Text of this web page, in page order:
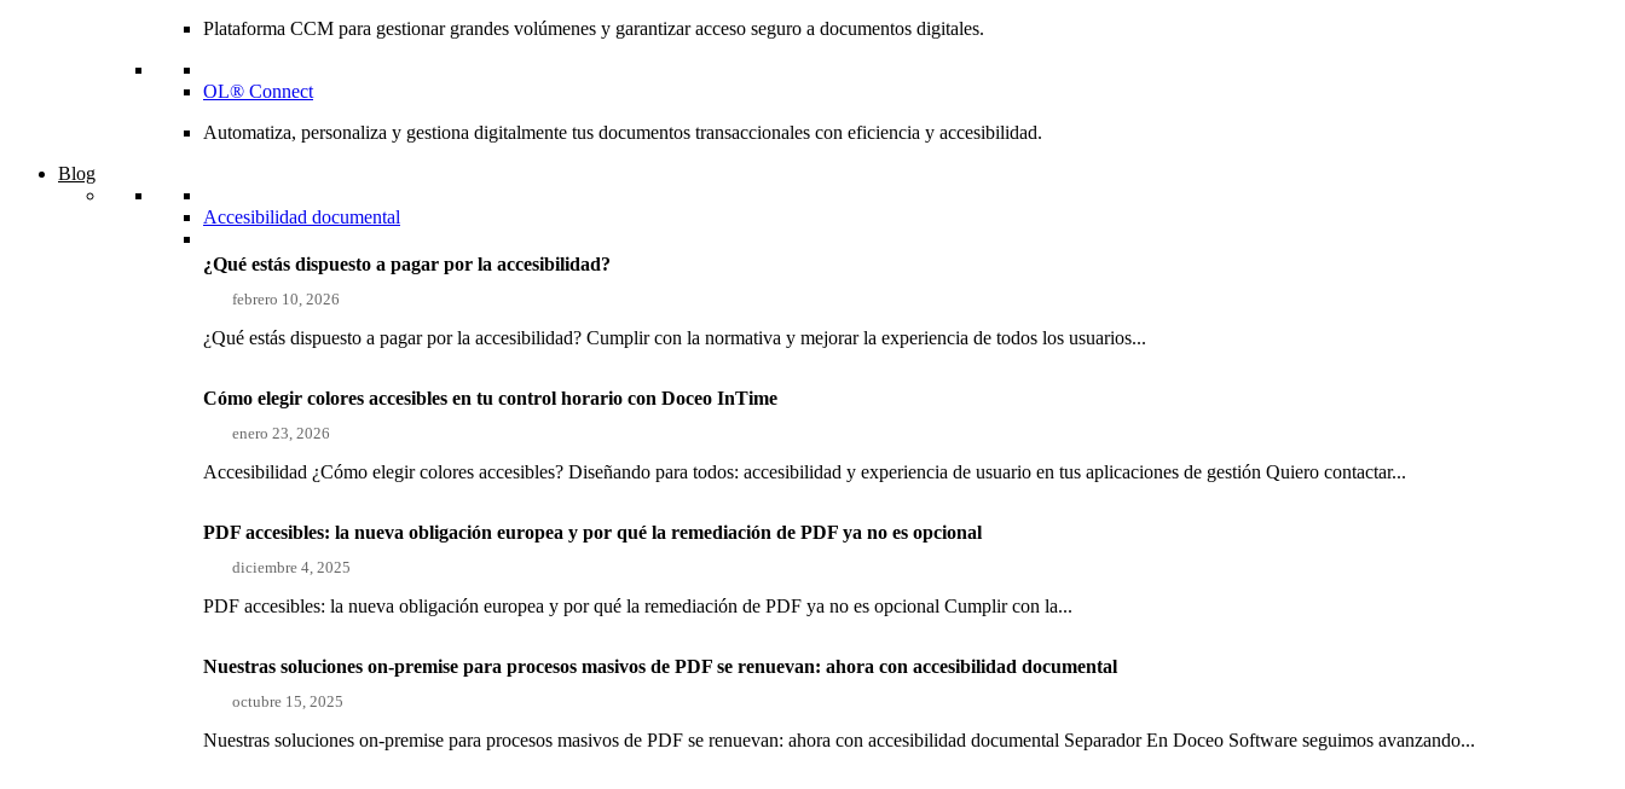
Plataforma CCM para gestionar grandes volúmenes y garantizar acceso seguro a documentos digitales.
OL® Connect
Automatiza, personaliza y gestiona digitalmente tus documentos transaccionales con eficiencia y accesibilidad.
Blog
Accesibilidad documental
¿Qué estás dispuesto a pagar por la accesibilidad?
febrero 10, 2026
¿Qué estás dispuesto a pagar por la accesibilidad? Cumplir con la normativa y mejorar la experiencia de todos los usuarios...
Cómo elegir colores accesibles en tu control horario con Doceo InTime
enero 23, 2026
Accesibilidad ¿Cómo elegir colores accesibles? Diseñando para todos: accesibilidad y experiencia de usuario en tus aplicaciones de gestión Quiero contactar...
PDF accesibles: la nueva obligación europea y por qué la remediación de PDF ya no es opcional
diciembre 4, 2025
PDF accesibles: la nueva obligación europea y por qué la remediación de PDF ya no es opcional Cumplir con la...
Nuestras soluciones on-premise para procesos masivos de PDF se renuevan: ahora con accesibilidad documental
octubre 15, 2025
Nuestras soluciones on-premise para procesos masivos de PDF se renuevan: ahora con accesibilidad documental Separador En Doceo Software seguimos avanzando...